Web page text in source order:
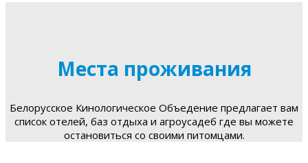
Места проживания
Белорусское Кинологическое Объедение предлагает вам
список отелей, баз отдыха и агроусадеб где вы можете
остановиться со своими питомцами.